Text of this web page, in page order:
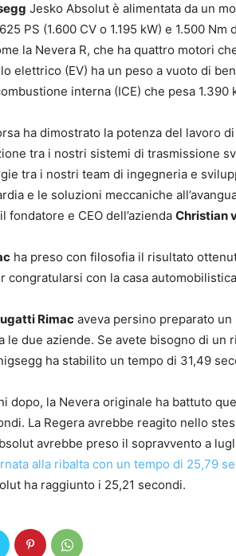
Jesko Absolut è alimentata da un
PS (1.600 CV o 1.195 kW) e 1.500
la Nevera R, che ha quattro motori
elettrico (EV) ha un peso a vuoto di
interna (ICE) che pesa 1.390
ha dimostrato la potenza del lavoro
tra i nostri sistemi di trasmissione
tra i nostri team di ingegneria e
e le soluzioni meccaniche
fondatore e CEO dell’azienda Christian
ha preso con filosofia il risultato
congratularsi con la casa
Rimac aveva persino preparato
le due aziende. Se avete bisogno di
ha stabilito un tempo di 31,49
dopo, la Nevera originale ha battuto
La Regera avrebbe reagito nello
avrebbe preso il sopravvento a
alla ribalta con un tempo di 25,79
ha raggiunto i 25,21 secondi.